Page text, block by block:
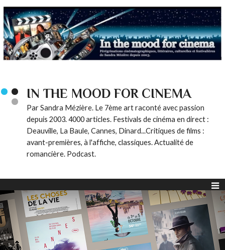
IN THE MOOD FOR CINEMA
Par Sandra Mézière. Le 7ème art raconté avec passion
depuis 2003. 4000 articles. Festivals de cinéma en direct :
Deauville, La Baule, Cannes, Dinard...Critiques de films :
avant-premières, à l'affiche, classiques. Actualité de
romancière. Podcast.